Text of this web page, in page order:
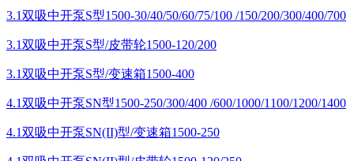
3.1双吸中开泵S型1500-30/40/50/60/75/100 /150/200/300/400/700
3.1双吸中开泵S型/皮带轮1500-120/200
3.1双吸中开泵S型/变速箱1500-400
4.1双吸中开泵SN型1500-250/300/400 /600/1000/1100/1200/1400
4.1双吸中开泵SN(II)型/变速箱1500-250